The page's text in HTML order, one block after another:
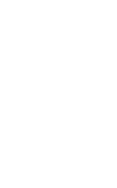
Wabup Intan Dorong Mahasiswa
Berkarakter dan Sadar Hukum di